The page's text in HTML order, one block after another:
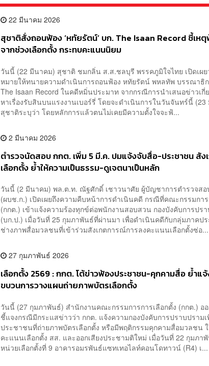
22 มีนาคม 2026
สุชาติสั่งถอนฟ้อง ‘หทัยรัตน์’ บก. The Isaan Record ชี้เห
จากช่วงเลือกตั้ง กระทบคะแนนนิยม
วันนี้ (22 มีนาคม) สุชาติ ชมกลิ่น ส.ส.ชลบุรี พรรคภูมิใจไทย เปิดเผย
หมายให้ทนายความดำเนินการถอนฟ้อง หทัยรัตน์ พหลทัพ บรรณาธิ
The Isaan Record ในคดีหมิ่นประมาท จากกรณีการนำเสนอข่าวเกี่
หาเรื่องรับสินบนแรงงานเบอร์รี่ โดยจะดำเนินการในวันจันทร์นี้
สุชาติระบุว่า โดยหลักการแล้วตนไม่เคยมีความตั้งใจจะฟ้...
2 มีนาคม 2026
ตำรวจนัดสอบ กกต. เพิ่ม 5 มี.ค. ปมแจ้งจับสื่อ-ประชาชน สั
เลือกตั้ง ย้ำให้ความเป็นธรรม-ดูเจตนาเป็นหลัก
วันนี้ (2 มีนาคม) พล.ต.ท. ณัฐศักดิ์ เชาวนาศัย ผู้บัญชาการตำรวจสอ
(ผบช.ก.) เปิดเผยถึงความคืบหน้าการดำเนินคดี กรณีที่คณะกรรมการ
(กกต.) เข้าแจ้งความร้องทุกข์ต่อพนักงานสอบสวน กองบังคับการปร
(บก.ป.) เมื่อวันที่ 25 กุมภาพันธ์ที่ผ่านมา เพื่อดำเนินคดีกับกลุ่มภาคป
ช่างภาพสื่อมวลชนที่เข้าร่วมสังเกตการณ์การลงคะแนนเลือกตั้งซ่อ...
27 กุมภาพันธ์ 2026
เลือกตั้ง 2569 : กกต. โต้ข่าวฟ้องประชาชน-คุกคามสื่อ ย้ำแจ้
ขบวนการวางแผนถ่ายภาพบัตรเลือกตั้ง
วันนี้ (27 กุมภาพันธ์) สำนักงานคณะกรรมการการเลือกตั้ง (กกต.) ออ
ชี้แจงกรณีมีกระแสข่าวว่า กกต. แจ้งความกองบังคับการปราบปรามเ
ประชาชนที่ถ่ายภาพบัตรเลือกตั้ง หรือมีพฤติกรรมคุกคามสื่อมวลชน
คะแนนเลือกตั้ง สส. และออกเสียงประชามติใหม่ เมื่อวันที่ 22 กุมภา
หน่วยเลือกตั้งที่ 9 อาคารอมรพันธ์แซทเทอไลท์คอนโดทาวน์ (R4) เ...